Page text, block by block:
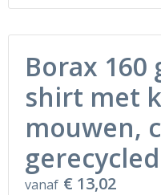
Borax 160
shirt met
mouwen,
gerecycled
vanaf € 13,02